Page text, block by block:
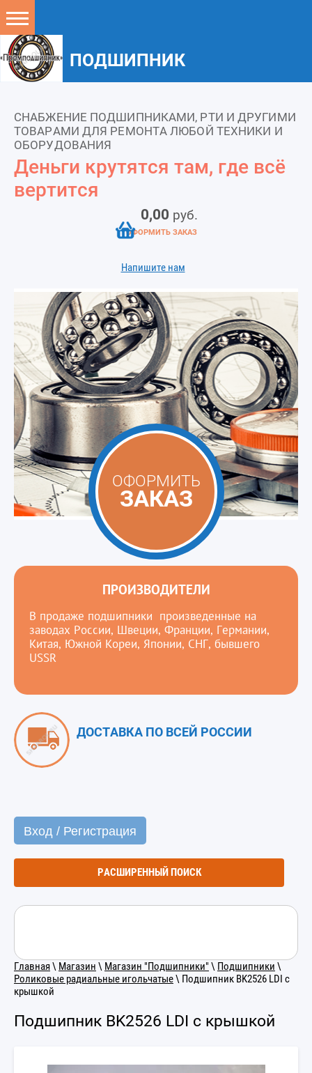
ПОДШИПНИК
СНАБЖЕНИЕ ПОДШИПНИКАМИ, РТИ И ДРУГИМИ
ТОВАРАМИ ДЛЯ РЕМОНТА ЛЮБОЙ ТЕХНИКИ И
ОБОРУДОВАНИЯ
Деньги крутятся там, где всё
вертится
0,00 руб.
ОФОРМИТЬ ЗАКАЗ
Напишите нам
ОФОРМИТЬ
ЗАКАЗ
ПРОИЗВОДИТЕЛИ
В продаже подшипники произведенные на
заводах России, Швеции, Франции, Германии,
Китая, Южной Кореи, Японии, СНГ, бывшего
USSR
ДОСТАВКА ПО ВСЕЙ РОССИИ
Вход / Регистрация
РАСШИРЕННЫЙ ПОИСК
Главная\ Магазин \ Магазин "Подшипники" \ Подшипники \
Роликовые радиальные игольчатые\ Подшипник BK2526 LDI с
крышкой
Подшипник BK2526 LDI с крышкой